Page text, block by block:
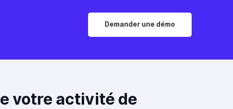
Demander une démo
votre activité de